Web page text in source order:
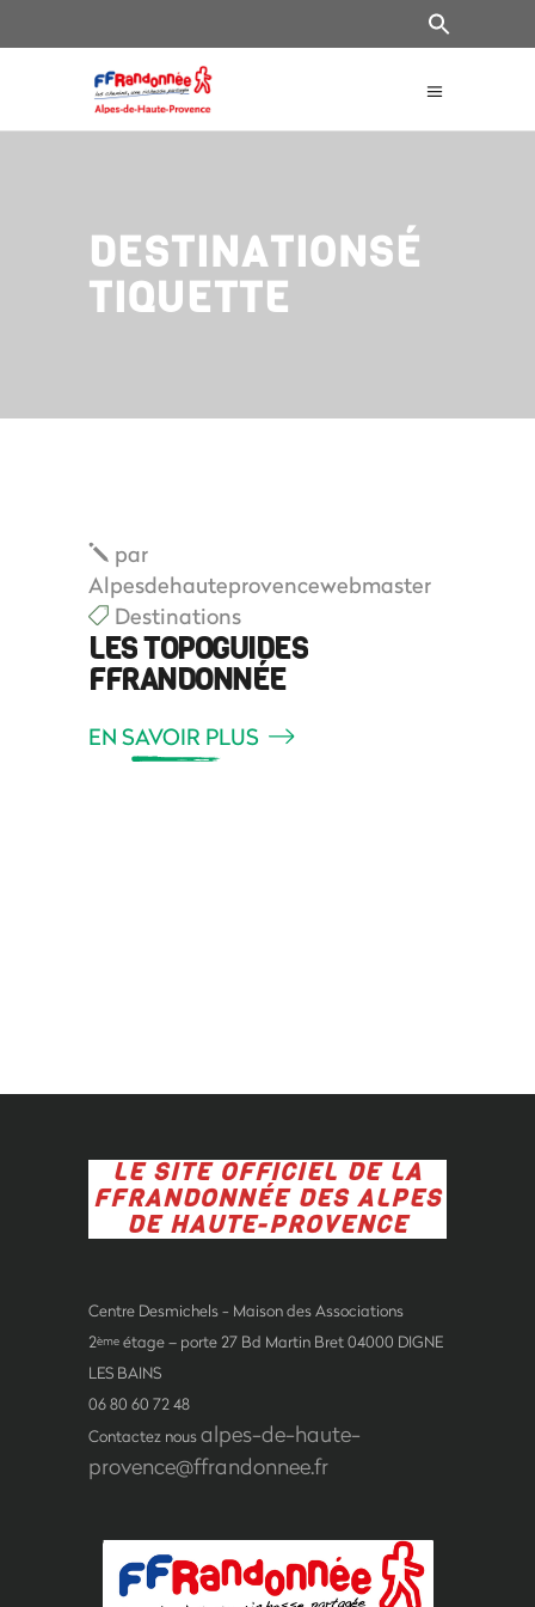
DESTINATIONSÉ
TIQUETTE
par
Alpesdehauteprovencewebmaster
Destinations
LES TOPOGUIDES
FFRANDONNÉE
EN SAVOIR PLUS
LE SITE OFFICIEL DE LA
FFRANDONNÉE DES ALPES
DE HAUTE-PROVENCE
Centre Desmichels - Maison des Associations
2ème étage – porte 27 Bd Martin Bret 04000 DIGNE
LES BAINS
06 80 60 72 48
Contactez nousalpes-de-haute-
provence@ffrandonnee.fr